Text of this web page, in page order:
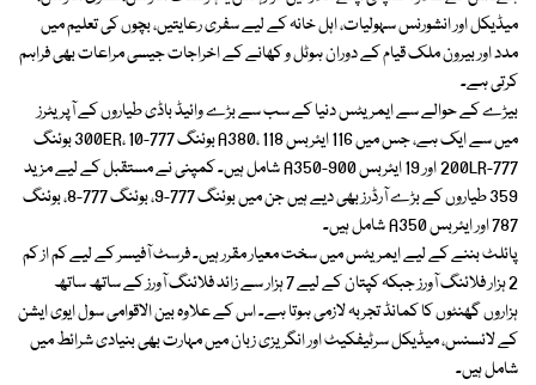
میڈیکل اور انشورنس سہولیات، اہل خانہ کے لیے سفری رعایتیں، بچوں کی تعلیم میں
مدد اور بیرون ملک قیام کے دوران ہوٹل و کھانے کے اخراجات جیسی مراعات بھی فراہم
کرتی ہے۔
بیڑے کے حوالے سے ایمریٹس دنیا کے سب سے بڑے وائیڈ باڈی طیاروں کے آپریٹرز
میں سے ایک ہے، جس میں 116 ایئربس A380، 118 بوئنگ 777-300ER، 10 بوئنگ
777-200LR اور 19 ایئربس A350-900 شامل ہیں۔ کمپنی نے مستقبل کے لیے مزید
359 طیاروں کے بڑے آرڈرز بھی دیے ہیں جن میں بوئنگ 777-9، بوئنگ 777-8، بوئنگ
787 اور ایئربس A350 شامل ہیں۔
پائلٹ بننے کے لیے ایمریٹس میں سخت معیار مقرر ہیں۔ فرسٹ آفیسر کے لیے کم از کم
2 ہزار فلائنگ آورز جبکہ کپتان کے لیے 7 ہزار سے زائد فلائنگ آورز کے ساتھ ساتھ
ہزاروں گھنٹوں کا کمانڈ تجربہ لازمی ہوتا ہے۔ اس کے علاوہ بین الاقوامی سول ایوی ایشن
کے لائسنس، میڈیکل سرٹیفکیٹ اور انگریزی زبان میں مہارت بھی بنیادی شرائط میں
شامل ہیں۔